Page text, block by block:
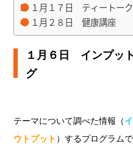
１月１７日 ティートーク
１月２８日 健康講座
１月６日 インプッ
グ
テーマについて調べた情報（
ウトプット ）するプログラムで